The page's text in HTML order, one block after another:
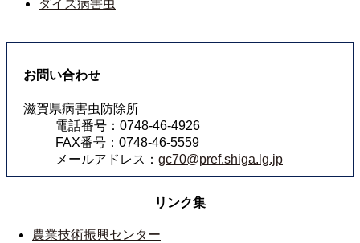
ダイズ病害虫
お問い合わせ
滋賀県病害虫防除所
電話番号：0748-46-4926
FAX番号：0748-46-5559
メールアドレス： gc70@pref.shiga.lg.jp
リンク集
農業技術振興センター